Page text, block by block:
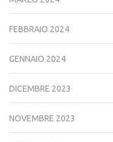
FEBBRAIO 2024
GENNAIO 2024
DICEMBRE 2023
NOVEMBRE 2023